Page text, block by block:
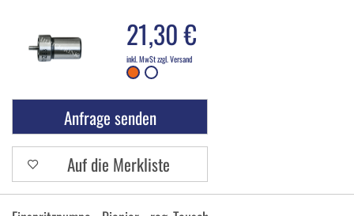
21,30 €
inkl. MwSt zzgl. Versand
Anfrage senden
Auf die Merkliste